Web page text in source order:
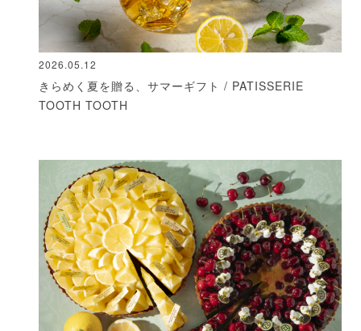
2026.05.12
きらめく夏を贈る、サマーギフト / PATISSERIE
TOOTH TOOTH